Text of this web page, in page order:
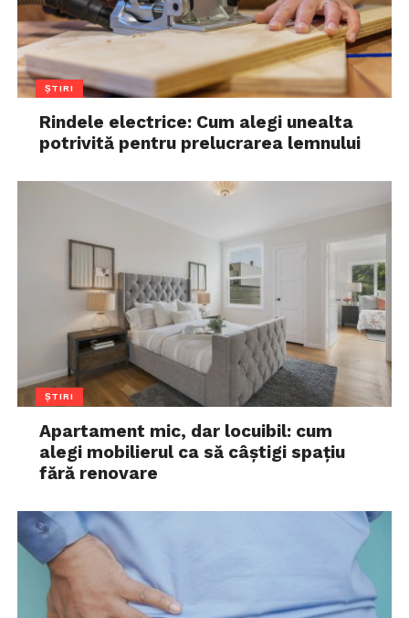
ȘTIRI
Rindele electrice: Cum alegi unealta
potrivită pentru prelucrarea lemnului
ȘTIRI
Apartament mic, dar locuibil: cum
alegi mobilierul ca să câștigi spațiu
fără renovare